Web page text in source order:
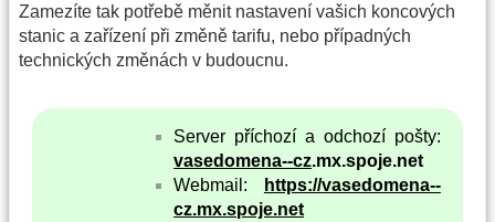
Zamezíte tak potřebě měnit nastavení vašich koncových
stanic a zařízení při změně tarifu, nebo případných
technických změnách v budoucnu.
Server příchozí a odchozí pošty:
vasedomena--cz.mx.spoje.net
Webmail:
https://vasedomena--
cz.mx.spoje.net